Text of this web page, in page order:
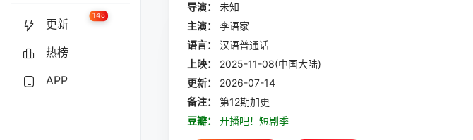
更新
148
热榜
APP
导演：
未知
主演：
李语家
语言：
汉语普通话
上映：
2025-11-08(中国大陆)
更新：
2026-07-14
备注：
第12期加更
豆瓣：
开播吧！短剧季